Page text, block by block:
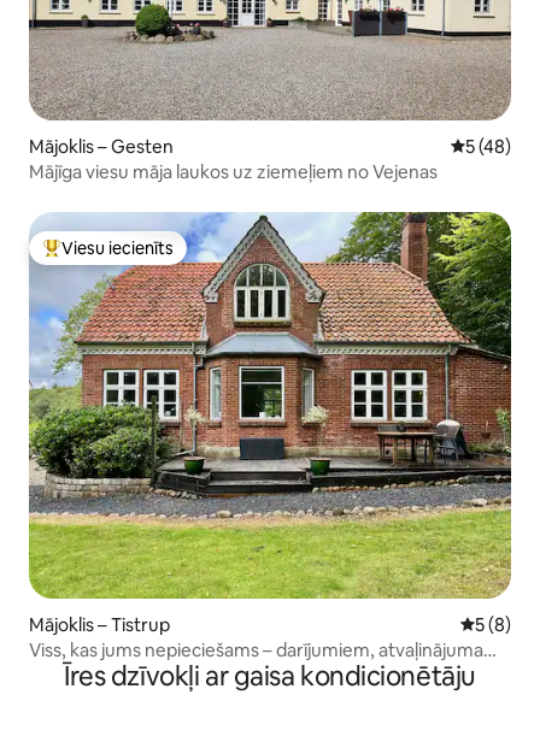
Mājoklis – Gesten Vidējais
5 (48)
Mājīga viesu māja laukos uz ziemeļiem no Vejenas
Populārs viesu iecienīts mājoklis
Viesu iecienīts
Mājoklis – Tistrup Vidējais
5 (8)
Viss, kas jums nepieciešams – darījumiem, atvaļinājumam,
ģimenēm
Īres dzīvokļi ar gaisa kondicionētāju